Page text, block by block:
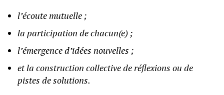
l’écoute mutuelle ;
la participation de chacun(e) ;
l’émergence d’idées nouvelles ;
et la construction collective de réflexions ou de
pistes de solutions.